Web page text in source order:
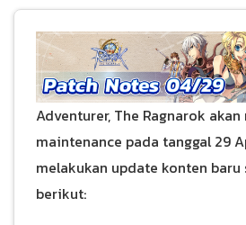
Adventurer, The Ragnarok
maintenance pada tanggal 29
melakukan update konten baru
berikut: